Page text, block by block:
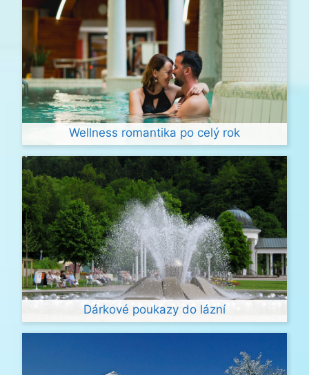
Wellness romantika po celý rok
Dárkové poukazy do lázní